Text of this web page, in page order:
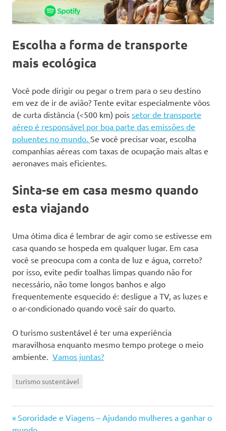
Escolha a forma de transporte
mais ecológica
Você pode dirigir ou pegar o trem para o seu destino
em vez de ir de avião? Tente evitar especialmente vôos
de curta distância (<500 km) pois setor de transporte
aéreo é responsável por boa parte das emissões de
poluentes no mundo. Se você precisar voar, escolha
companhias aéreas com taxas de ocupação mais altas e
aeronaves mais eficientes.
Sinta-se em casa mesmo quando
esta viajando
Uma ótima dica é lembrar de agir como se estivesse em
casa quando se hospeda em qualquer lugar. Em casa
você se preocupa com a conta de luz e água, correto?
por isso, evite pedir toalhas limpas quando não for
necessário, não tome longos banhos e algo
frequentemente esquecido é: desligue a TV, as luzes e
o ar-condicionado quando você sair do quarto.
O turismo sustentável é ter uma experiência
maravilhosa enquanto mesmo tempo protege o meio
ambiente. Vamos juntas?
turismo sustentável
Navegação
Previous
Post:
Sororidade e Viagens – Ajudando mulheres a ganhar o